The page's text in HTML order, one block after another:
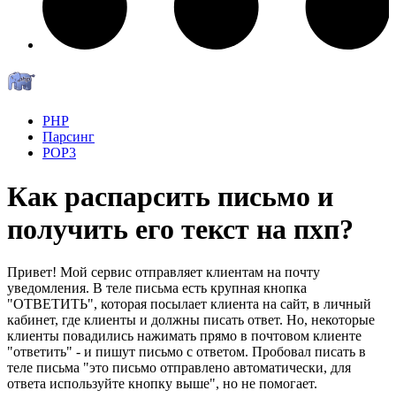
PHP
Парсинг
POP3
Как распарсить письмо и
получить его текст на пхп?
Привет! Мой сервис отправляет клиентам на почту
уведомления. В теле письма есть крупная кнопка
"ОТВЕТИТЬ", которая посылает клиента на сайт, в личный
кабинет, где клиенты и должны писать ответ. Но, некоторые
клиенты повадились нажимать прямо в почтовом клиенте
"ответить" - и пишут письмо с ответом. Пробовал писать в
теле письма "это письмо отправлено автоматически, для
ответа используйте кнопку выше", но не помогает.